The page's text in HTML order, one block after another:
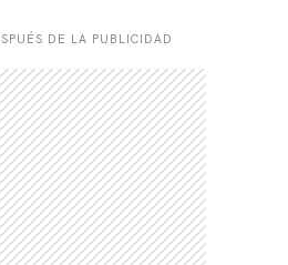
DE LA PUBLICIDAD